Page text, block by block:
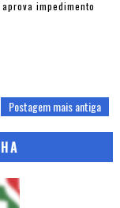
impedimento
Postagem mais antiga